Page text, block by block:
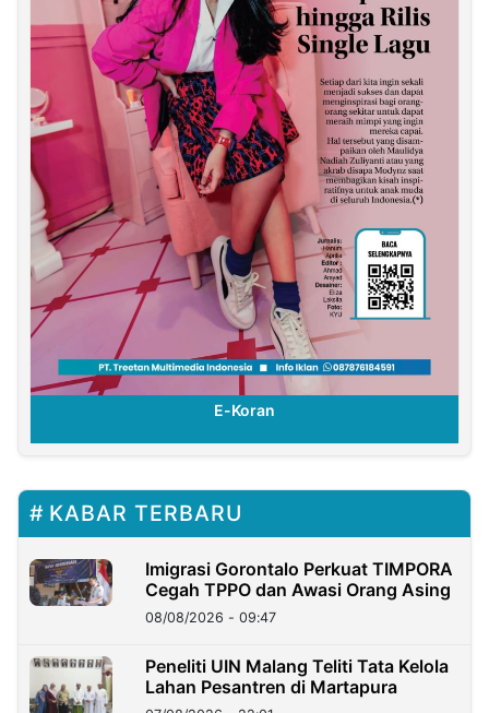
E-Koran
KABAR TERBARU
Imigrasi Gorontalo Perkuat TIMPORA
Cegah TPPO dan Awasi Orang Asing
08/08/2026 - 09:47
Peneliti UIN Malang Teliti Tata Kelola
Lahan Pesantren di Martapura